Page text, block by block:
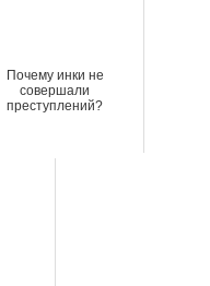
Почему инки не
совершали
преступлений?